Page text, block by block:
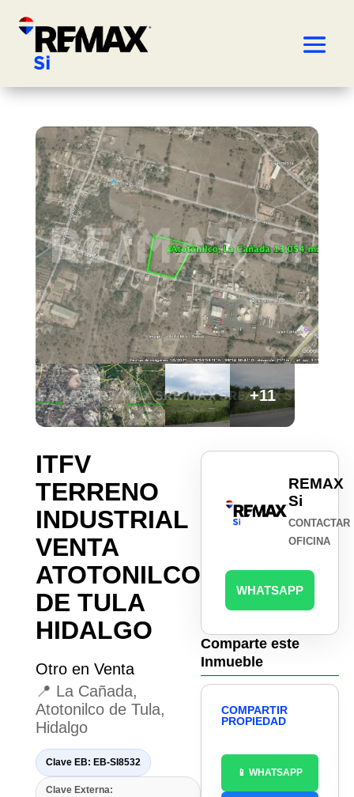
+11
ITFV
TERRENO
INDUSTRIAL
VENTA
ATOTONILCO
DE TULA
HIDALGO
Otro en Venta
📍 La Cañada,
Atotonilco de Tula,
Hidalgo
Clave EB: EB-SI8532
Clave Externa:
REMAX
Si
CONTACTAR
OFICINA
WHATSAPP
Comparte este
Inmueble
COMPARTIR
PROPIEDAD
📱 WHATSAPP